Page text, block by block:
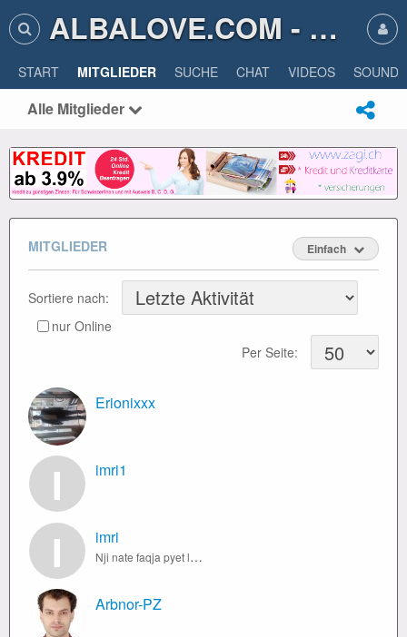
ALBALOVE.COM - ALBA LOVE
START MITGLIEDER SUCHE CHAT VIDEOS SOUNDS
Alle Mitglieder
MITGLIEDER Einfach
Sortiere nach:
nur Online
Per Seite:
Erionixxx
I imri1
I imri
Nji nate faqja pyet lotin :- o lot gjumin per se ma prish !! Loti i pafajshem i pergjigjet :-pyet zemren qe ta dish :(E jetoj jeten pa asnje shpres. Larg nga dikush qe shum e kam desht. Asgje ma per mua nuk ka mbet me vler, kur e di se at qe e dua sdo ta
Arbnor-PZ